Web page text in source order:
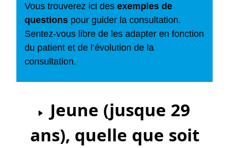
Vous trouverez ici des exemples de
questions pour guider la consultation.
Sentez-vous libre de les adapter en fonction
du patient et de l’évolution de la
consultation.
ans), quelle que soit